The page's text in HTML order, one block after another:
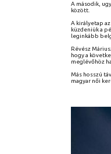
A második,
között.
A királyetap
küzdeniük a
leginkább
Révész
hogy a
meglévőhöz
Más hosszú
magyar női